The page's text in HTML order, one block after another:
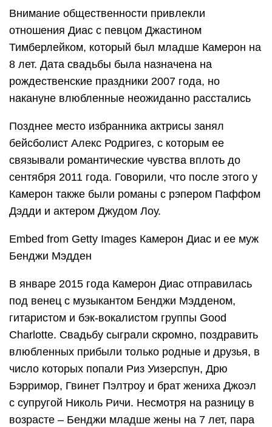
Внимание общественности привлекли
отношения Диас с певцом Джастином
Тимберлейком, который был младше Камерон на
8 лет. Дата свадьбы была назначена на
рождественские праздники 2007 года, но
накануне влюбленные неожиданно расстались
Позднее место избранника актрисы занял
бейсболист Алекс Родригез, с которым ее
связывали романтические чувства вплоть до
сентября 2011 года. Говорили, что после этого у
Камерон также были романы с рэпером Паффом
Дэдди и актером Джудом Лоу.
Embed from Getty Images Камерон Диас и ее муж
Бенджи Мэдден
В январе 2015 года Камерон Диас отправилась
под венец с музыкантом Бенджи Мэдденом,
гитаристом и бэк-вокалистом группы Good
Charlotte. Свадьбу сыграли скромно, поздравить
влюбленных прибыли только родные и друзья, в
число которых попали Риз Уизерспун, Дрю
Бэрримор, Гвинет Пэлтроу и брат жениха Джоэл
с супругой Николь Ричи. Несмотря на разницу в
возрасте – Бенджи младше жены на 7 лет, пара